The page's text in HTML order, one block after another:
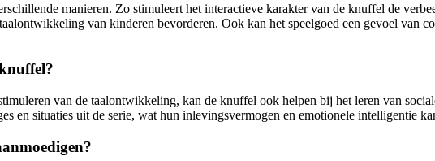
manieren. Zo stimuleert het interactieve karakter van de knuffel de
van kinderen bevorderen. Ook kan het speelgoed een gevoel van
van de taalontwikkeling, kan de knuffel ook helpen bij het leren van
en situaties uit de serie, wat hun inlevingsvermogen en emotionele intelligentie